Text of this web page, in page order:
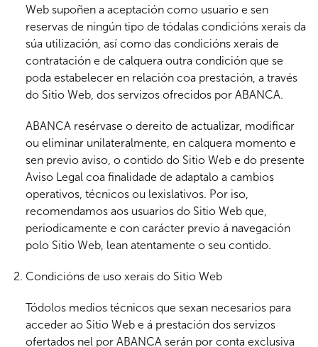
Web supoñen a aceptación como usuario e sen
reservas de ningún tipo de tódalas condicións xerais da
súa utilización, así como das condicións xerais de
contratación e de calquera outra condición que se
poda estabelecer en relación coa prestación, a través
do Sitio Web, dos servizos ofrecidos por ABANCA.
ABANCA resérvase o dereito de actualizar, modificar
ou eliminar unilateralmente, en calquera momento e
sen previo aviso, o contido do Sitio Web e do presente
Aviso Legal coa finalidade de adaptalo a cambios
operativos, técnicos ou lexislativos. Por iso,
recomendamos aos usuarios do Sitio Web que,
periodicamente e con carácter previo á navegación
polo Sitio Web, lean atentamente o seu contido.
Condicións de uso xerais do Sitio Web
Tódolos medios técnicos que sexan necesarios para
acceder ao Sitio Web e á prestación dos servizos
ofertados nel por ABANCA serán por conta exclusiva